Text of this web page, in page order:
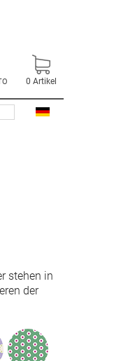
0 Artikel
stehen in
der